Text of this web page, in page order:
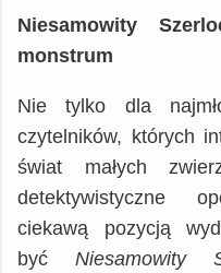
Allegro
książka
tantis.pl
gildia.pl
książka
Matras.pl
książka
swiatksiazki.pl
książka
dadada.pl
książka
książka
Niesamowity
monstrum
Nie tylko dla
czytelników, których
świat małych
detektywistyczne
ciekawą pozycją
być Niesamowity